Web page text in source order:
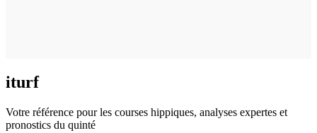
iturf
Votre référence pour les courses hippiques, analyses expertes et
pronostics du quinté